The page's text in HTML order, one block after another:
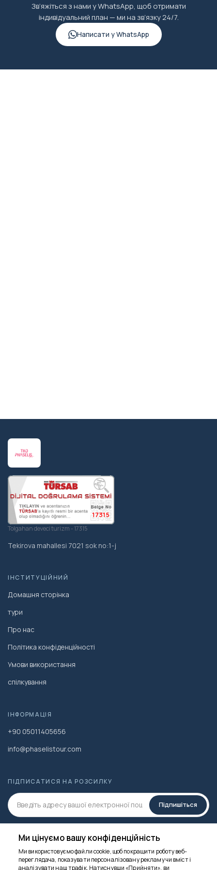
погодних умов.
Не пропустіть цей унікальний досвід,почніть свій
Зв’яжіться з нами у WhatsApp, щоб отримати
індивідуальний план — ми на зв’язку 24/7.
Написати у WhatsApp
17315
Tolgahan deveci turizm - 17315
Tekirova mahallesi 7021 sok no:1-j
ІНСТИТУЦІЙНИЙ
Домашня сторінка
тури
Про нас
Політика конфіденційності
Умови використання
спілкування
ІНФОРМАЦІЯ
+90 05011405656
info@phaselistour.com
ПІДПИСАТИСЯ НА РОЗСИЛКУ
Підпишіться
СОЦ.МЕДІА
Ми цінуємо вашу конфіденційність
Ми використовуємо файли cookie, щоб покращити роботу веб-
переглядача, показувати персоналізовану рекламу чи вміст і
аналізувати наш трафік. Натиснувши «Прийняти», ви
Ми тут, щоб